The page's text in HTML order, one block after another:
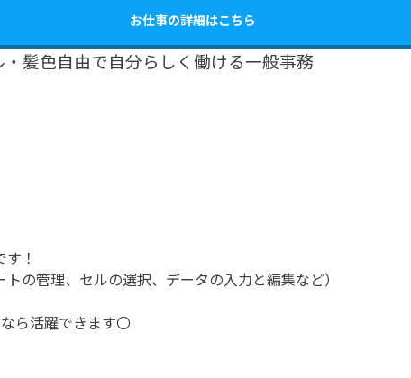
お仕事の詳細はこちら
髪色自由で自分らしく働ける一般事務
！
の管理、セルの選択、データの入力と編集など）
ら活躍できます〇